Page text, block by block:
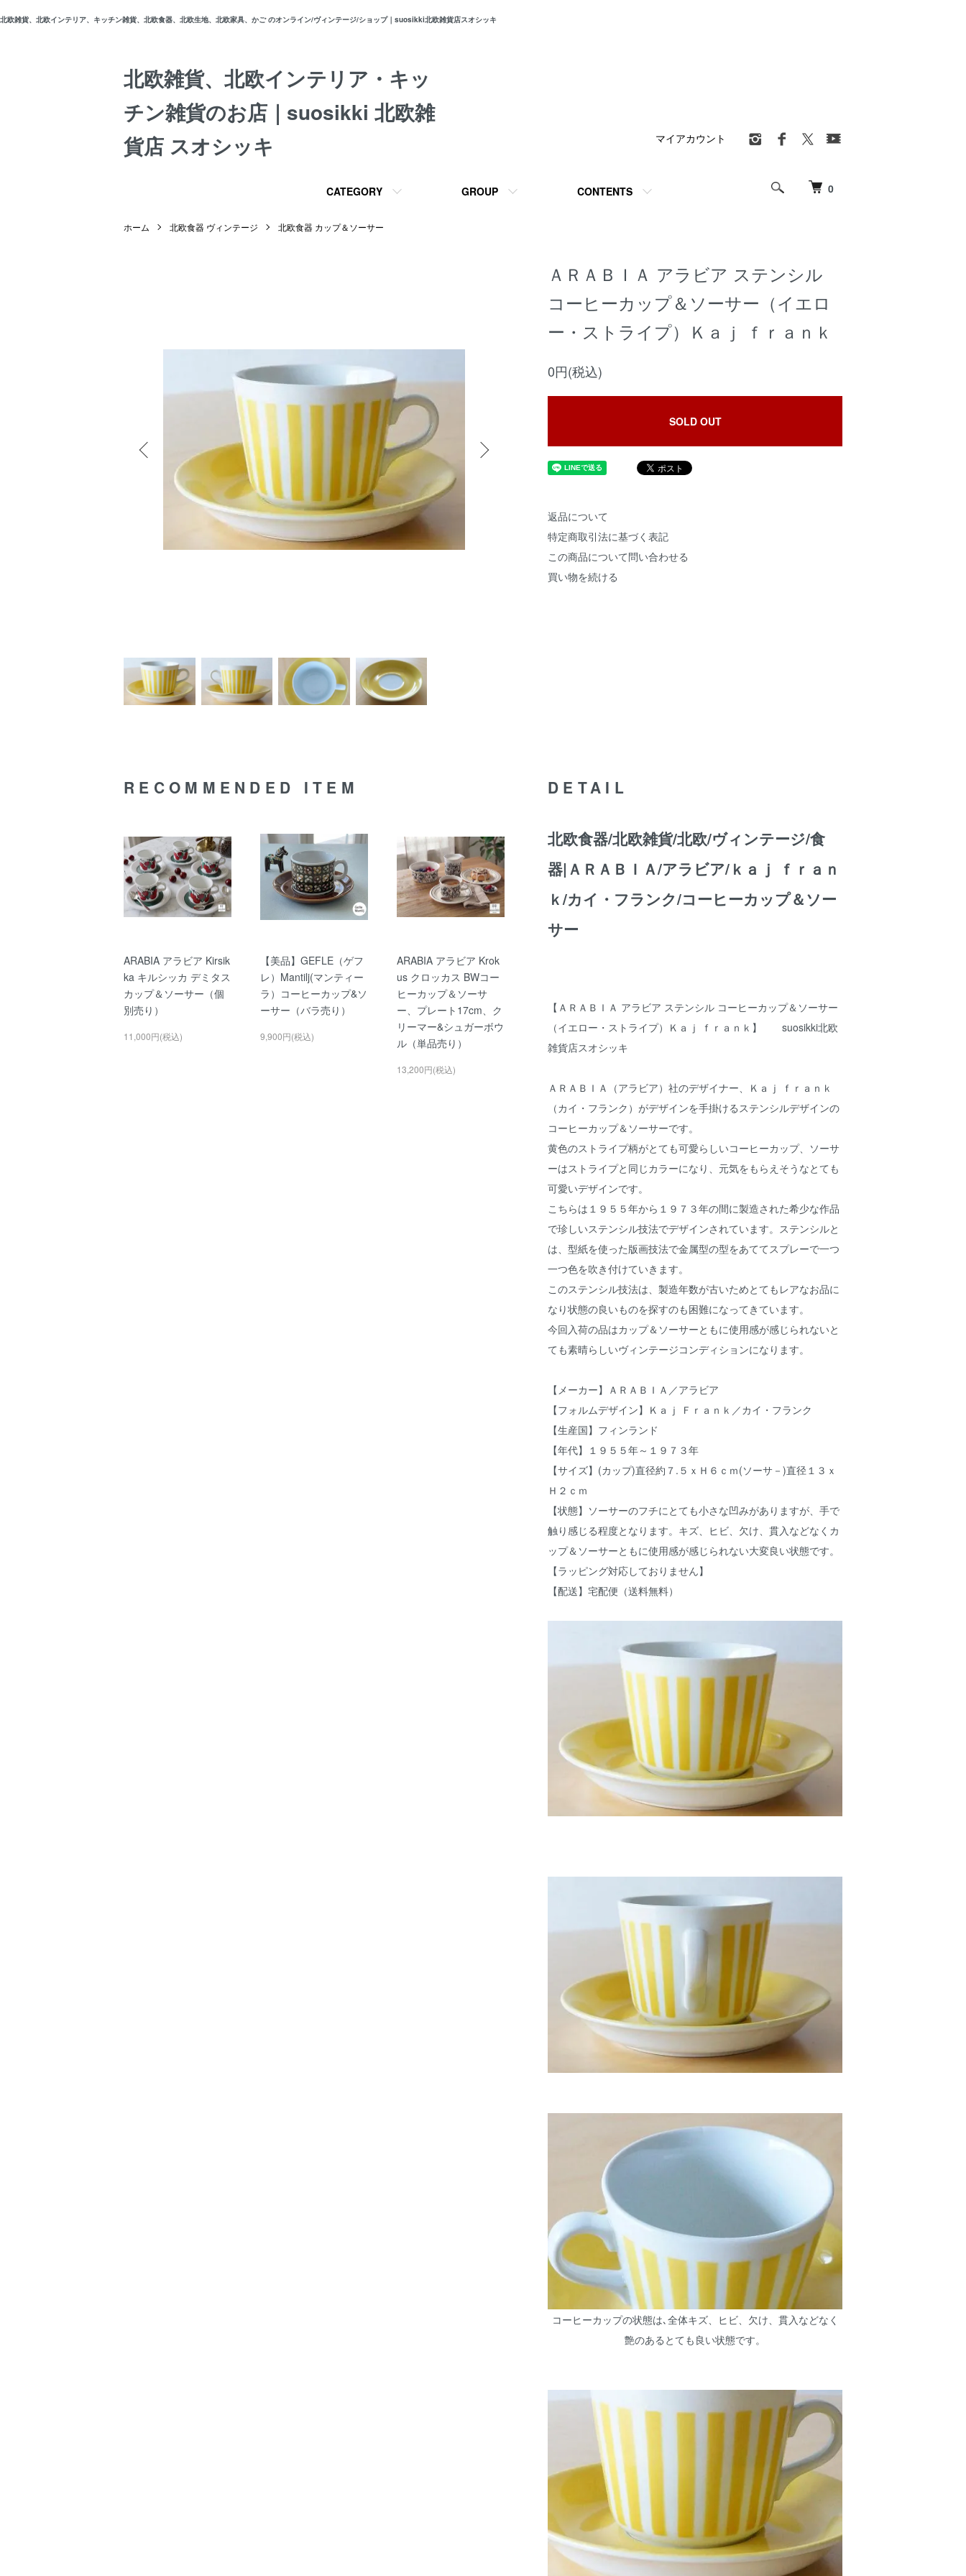
北欧雑貨、北欧インテリア、キッチン雑貨、北欧食器、北欧生地、北欧家具、かご のオンライン/ヴィンテージ/ショップ｜suosikki北欧雑貨店スオシッキ
北欧雑貨、北欧インテリア・キッ
チン雑貨のお店｜suosikki 北欧雑
貨店 スオシッキ
0
CATEGORY GROUP CONTENTS
マイアカウント
ホーム 北欧食器 ヴィンテージ 北欧食器 カップ＆ソーサー
ＡＲＡＢＩＡ アラビア ステンシル
コーヒーカップ＆ソーサー（イエロ
ー・ストライプ）Ｋａｊ ｆｒａｎｋ
0円(税込)
SOLD OUT
返品について
特定商取引法に基づく表記
この商品について問い合わせる
買い物を続ける
DETAIL
北欧食器/北欧雑貨/北欧/ヴィンテージ/食
器|ＡＲＡＢＩＡ/アラビア/ｋａｊ ｆｒａｎ
ｋ/カイ・フランク/コーヒーカップ＆ソー
サー
【ＡＲＡＢＩＡ アラビア ステンシル コーヒーカップ＆ソーサー
（イエロー・ストライプ）Ｋａｊ ｆｒａｎｋ】 suosikki北欧
雑貨店スオシッキ
ＡＲＡＢＩＡ（アラビア）社のデザイナー、Ｋａｊ ｆｒａｎｋ
（カイ・フランク）がデザインを手掛けるステンシルデザインの
コーヒーカップ＆ソーサーです。
黄色のストライプ柄がとても可愛らしいコーヒーカップ、ソーサ
ーはストライプと同じカラーになり、元気をもらえそうなとても
可愛いデザインです。
こちらは１９５５年から１９７３年の間に製造された希少な作品
で珍しいステンシル技法でデザインされています。ステンシルと
は、型紙を使った版画技法で金属型の型をあててスプレーで一つ
一つ色を吹き付けていきます。
このステンシル技法は、製造年数が古いためとてもレアなお品に
なり状態の良いものを探すのも困難になってきています。
今回入荷の品はカップ＆ソーサーともに使用感が感じられないと
ても素晴らしいヴィンテージコンディションになります。
【メーカー】ＡＲＡＢＩＡ／アラビア
【フォルムデザイン】Ｋａｊ Ｆｒａｎｋ／カイ・フランク
【生産国】フィンランド
【年代】１９５５年～１９７３年
【サイズ】(カップ)直径約７.５ｘＨ６ｃｍ(ソーサ－)直径１３ｘ
Ｈ２ｃｍ
【状態】ソーサーのフチにとても小さな凹みがありますが、手で
触り感じる程度となります。キズ、ヒビ、欠け、貫入などなくカ
ップ＆ソーサーともに使用感が感じられない大変良い状態です。
【ラッピング対応しておりません】
【配送】宅配便（送料無料）
コーヒーカップの状態は､全体キズ、ヒビ、欠け、貫入などなく
艶のあるとても良い状態です。
RECOMMENDED ITEM
ARABIA アラビア Kirsik
ka キルシッカ デミタス
カップ＆ソーサー（個
別売り）
11,000円(税込)
【美品】GEFLE（ゲフ
レ）Mantilj(マンティー
ラ）コーヒーカップ&ソ
ーサー（バラ売り）
9,900円(税込)
ARABIA アラビア Krok
us クロッカス BWコー
ヒーカップ＆ソーサ
ー、プレート17cm、ク
リーマー&シュガーボウ
ル（単品売り）
13,200円(税込)